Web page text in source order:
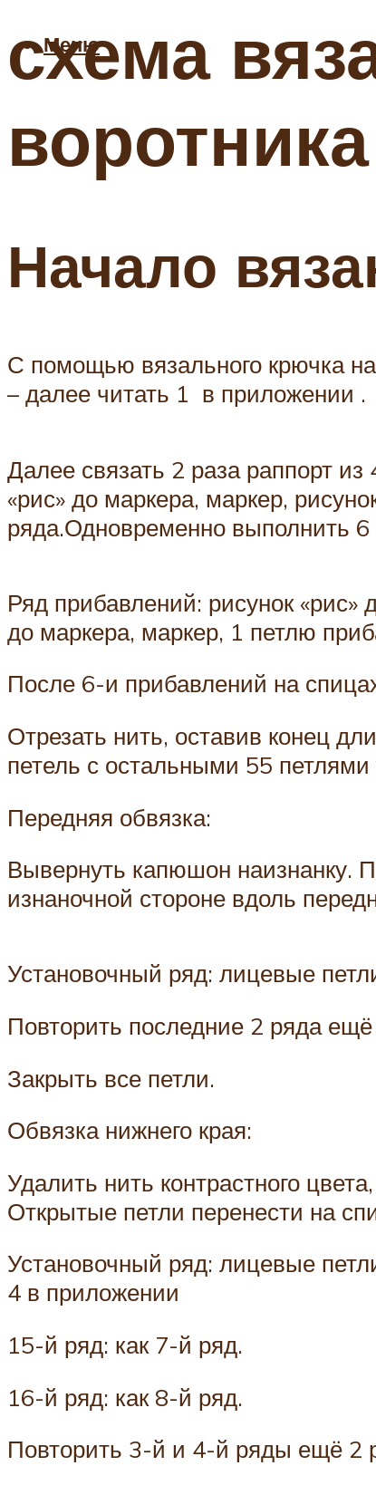
Меню
схема
Начало
С помощью вязального крючка
– далее читать 1 в приложении .
Далее связать 2 раза раппорт
«рис» до маркера, маркер,
ряда.Одновременно выполнить
Ряд прибавлений: рисунок
до маркера, маркер, 1 петлю
После 6-и прибавлений на
Отрезать нить, оставив конец
петель с остальными 55
Передняя обвязка:
Вывернуть капюшон наизнанку.
изнаночной стороне вдоль
Установочный ряд: лицевые
Повторить последние 2 ряда ещё
Закрыть все петли.
Обвязка нижнего края:
Удалить нить контрастного
Открытые петли перенести на
Установочный ряд: лицевые
4 в приложении
15-й ряд: как 7-й ряд.
16-й ряд: как 8-й ряд.
Повторить 3-й и 4-й ряды ещё 2